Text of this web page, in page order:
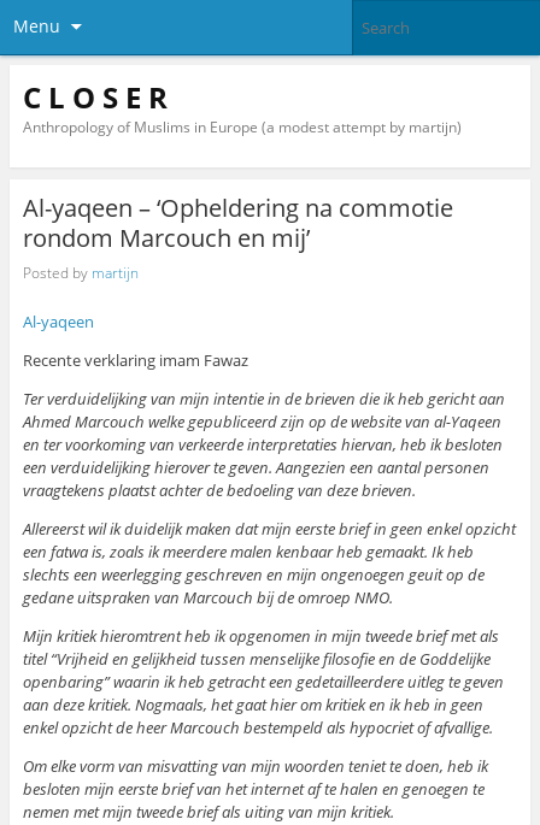
Menu
C L O S E R
Anthropology of Muslims in Europe (a modest attempt by martijn)
Al-yaqeen – ‘Opheldering na commotie
rondom Marcouch en mij’
Posted by martijn
Al-yaqeen
Recente verklaring imam Fawaz
Ter verduidelijking van mijn intentie in de brieven die ik heb gericht aan
Ahmed Marcouch welke gepubliceerd zijn op de website van al-Yaqeen
en ter voorkoming van verkeerde interpretaties hiervan, heb ik besloten
een verduidelijking hierover te geven. Aangezien een aantal personen
vraagtekens plaatst achter de bedoeling van deze brieven.
Allereerst wil ik duidelijk maken dat mijn eerste brief in geen enkel opzicht
een fatwa is, zoals ik meerdere malen kenbaar heb gemaakt. Ik heb
slechts een weerlegging geschreven en mijn ongenoegen geuit op de
gedane uitspraken van Marcouch bij de omroep NMO.
Mijn kritiek hieromtrent heb ik opgenomen in mijn tweede brief met als
titel “Vrijheid en gelijkheid tussen menselijke filosofie en de Goddelijke
openbaring” waarin ik heb getracht een gedetailleerdere uitleg te geven
aan deze kritiek. Nogmaals, het gaat hier om kritiek en ik heb in geen
enkel opzicht de heer Marcouch bestempeld als hypocriet of afvallige.
Om elke vorm van misvatting van mijn woorden teniet te doen, heb ik
besloten mijn eerste brief van het internet af te halen en genoegen te
nemen met mijn tweede brief als uiting van mijn kritiek.